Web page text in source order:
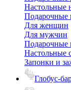
Настольные
Подарочные
Для женщин
Для мужчин
Подарочные
Настольные
Запонки и
Глобус-